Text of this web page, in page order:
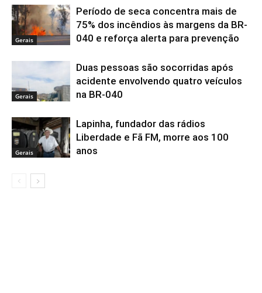
Gerais
Período de seca concentra mais de
75% dos incêndios às margens da BR-
040 e reforça alerta para prevenção
Gerais
Duas pessoas são socorridas após
acidente envolvendo quatro veículos
na BR-040
Gerais
Lapinha, fundador das rádios
Liberdade e Fã FM, morre aos 100
anos